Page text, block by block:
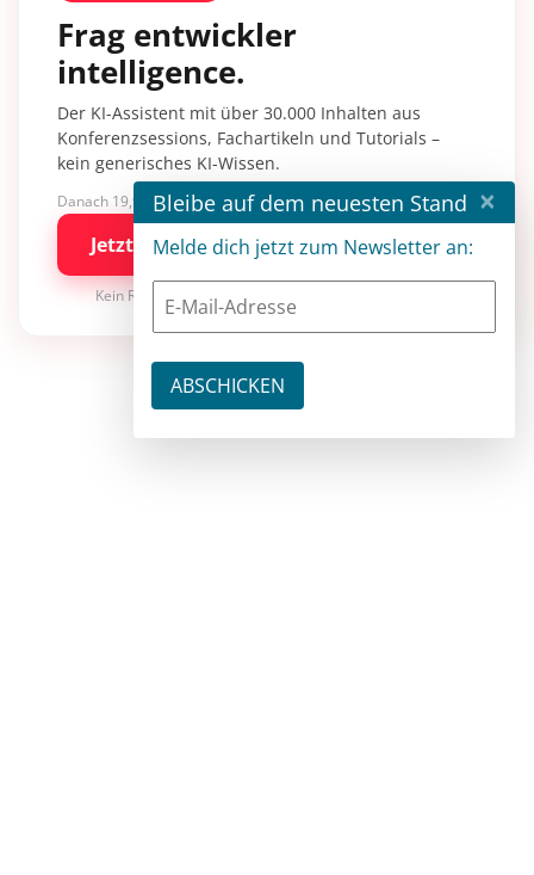
Frag entwickler
intelligence.
Der KI-Assistent mit über 30.000 Inhalten aus
Konferenzsessions, Fachartikeln und Tutorials –
kein generisches KI-Wissen.
Danach 19,90 €/Monat mit entwickler.de BASIC
Jetzt kostenlos testen
Kein Risiko · jederzeit kündbar
Bleibe auf dem neuesten Stand ×
Melde dich jetzt zum Newsletter an: